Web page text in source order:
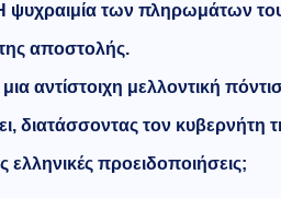
των πληρωμάτων
αποστολής.
αντίστοιχη μελλοντική
διατάσσοντας τον κυβερνήτη
ελληνικές προειδοποιήσεις;